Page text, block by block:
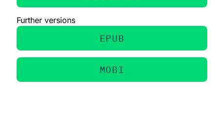
Further versions
EPUB
MOBI